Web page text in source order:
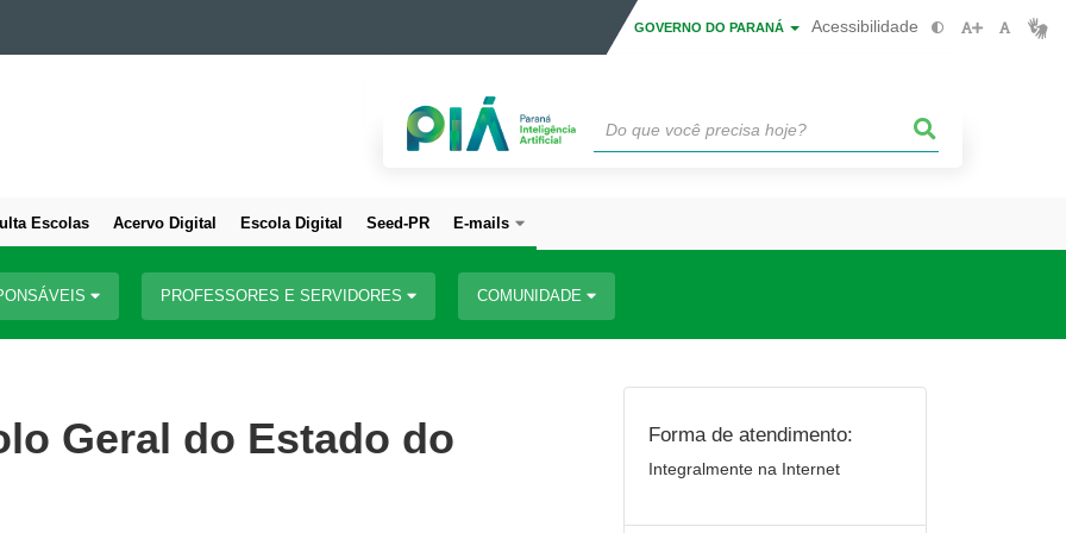
GOVERNO DO PARANÁ Acessibilidade
Escolas Acervo Digital Escola Digital Seed-PR E-mails
PROFESSORES E SERVIDORES COMUNIDADE
Geral do Estado do
Forma de atendimento:
Integralmente na Internet